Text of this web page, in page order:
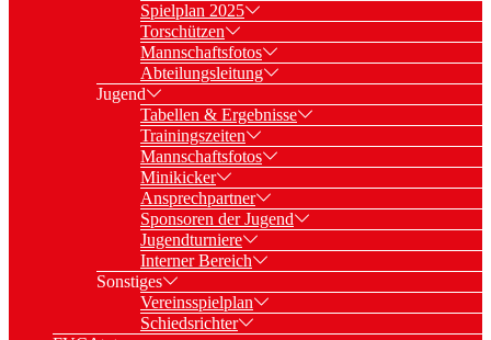
Spielplan 2025
Torschützen
Mannschaftsfotos
Abteilungsleitung
Jugend
Tabellen & Ergebnisse
Trainingszeiten
Mannschaftsfotos
Minikicker
Ansprechpartner
Sponsoren der Jugend
Jugendturniere
Interner Bereich
Sonstiges
Vereinsspielplan
Schiedsrichter